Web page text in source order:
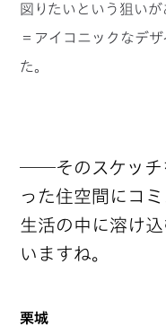
図りたいという狙い
＝アイコニックなデ
た。
──そのスケッチ
った住空間にコ
生活の中に溶け
いますね。
栗城